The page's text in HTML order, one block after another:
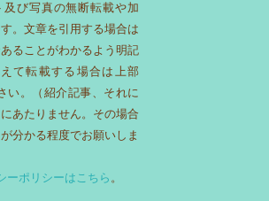
び写真の無断転載や加
。文章を引用する場合は
ることがわかるよう明記
て転載する場合は上部
い。（紹介記事、それに
あたりません。その場合
分かる程度でお願いしま
ーポリシーはこちら 。